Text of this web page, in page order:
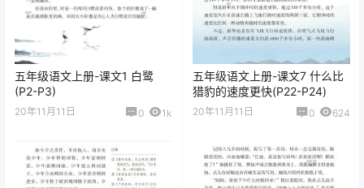
五年级语文上册-课文1 白鹭
(P2-P3)
20年11月11日 0 1k
五年级语文上册-课文7 什么比
猎豹的速度更快(P22-P24)
20年11月11日 0 624